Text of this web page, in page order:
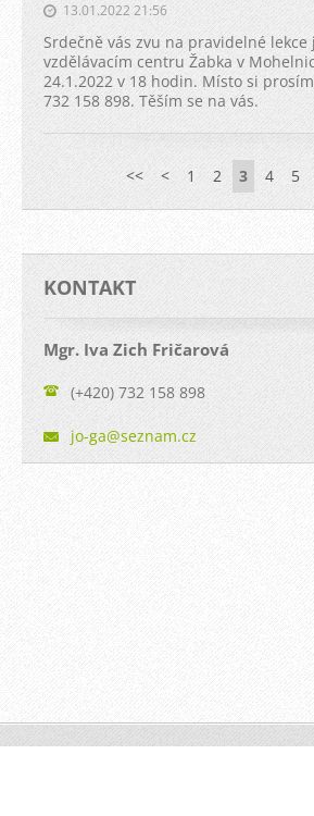
13.01.2022 21:56
Srdečně vás zvu na pravidelné lekce
vzdělávacím centru Žabka v
24.1.2022 v 18 hodin. Místo si
732 158 898. Těším se na vás.
<< < 1 2 3 4 5
KONTAKT
Mgr. Iva Zich Fričarová
(+420) 732 158 898
jo-ga@seznam.cz